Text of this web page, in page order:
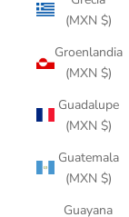
(MXN $)
Groenlandia
(MXN $)
Guadalupe
(MXN $)
Guatemala
(MXN $)
Guayana